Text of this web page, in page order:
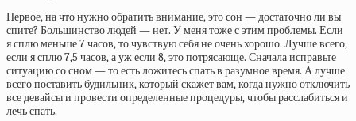
Первое, на что нужно обратить внимание, это сон — достаточно ли вы
спите? Большинство людей — нет. У меня тоже с этим проблемы. Если
я сплю меньше 7 часов, то чувствую себя не очень хорошо. Лучше всего,
если я сплю 7,5 часов, а уж если 8, это потрясающе. Сначала исправьте
ситуацию со сном — то есть ложитесь спать в разумное время. А лучше
всего поставить будильник, который скажет вам, когда нужно отключить
все девайсы и провести определенные процедуры, чтобы расслабиться и
лечь спать.